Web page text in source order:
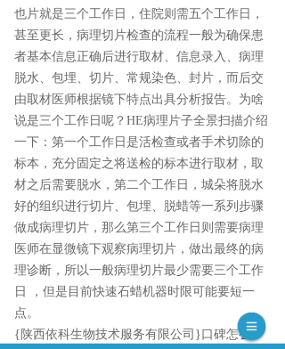
也片就是三个工作日，住院则需五个工作日，
甚至更长，病理切片检查的流程一般为确保患
者基本信息正确后进行取材、信息录入、病理
脱水、包埋、切片、常规染色、封片，而后交
由取材医师根据镜下特点出具分析报告。为啥
说是三个工作日呢？HE病理片子全景扫描介绍
一下：第一个工作日是活检查或者手术切除的
标本，充分固定之将送检的标本进行取材，取
材之后需要脱水，第二个工作日，城朵将脱水
好的组织进行切片、包埋、脱蜡等一系列步骤
做成病理切片，那么第三个工作日则需要病理
医师在显微镜下观察病理切片，做出最终的病
理诊断，所以一般病理切片最少需要三个工作
日 ，但是目前快速石蜡机器时限可能要短一
点。
{陕西依科生物技术服务有限公司}口碑怎么